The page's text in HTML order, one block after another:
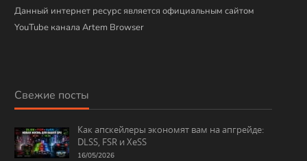
Данный интернет ресурс является официальным сайтом
YouTube канала Artem Browser
Свежие посты
Как апскейлеры экономят вам на апгрейде:
DLSS, FSR и XeSS
16/05/2026